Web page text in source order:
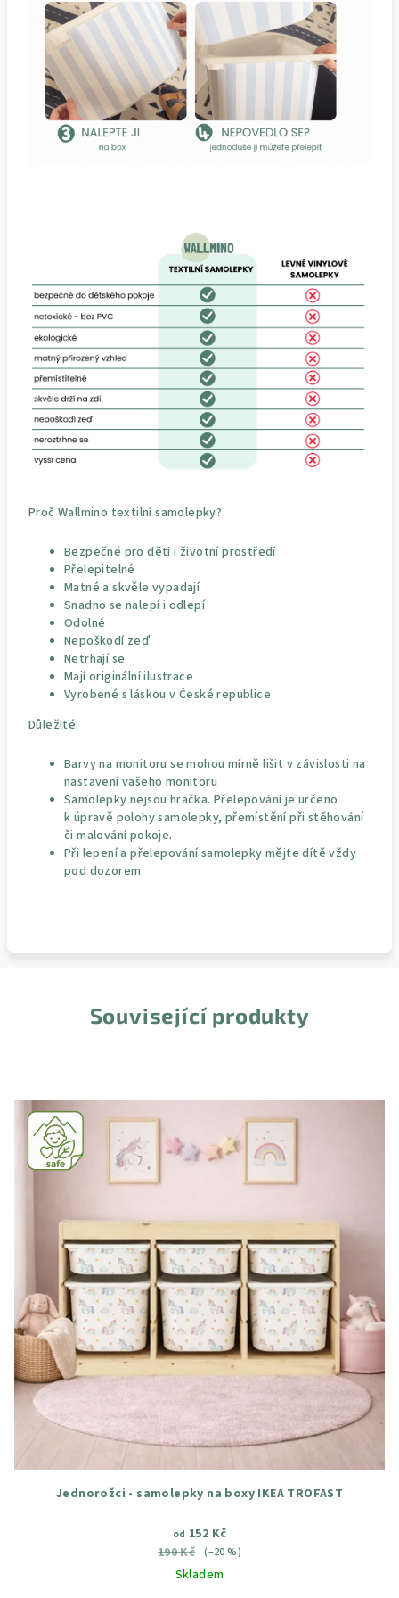
Proč Wallmino textilní samolepky?
Bezpečné pro děti i životní prostředí
Přelepitelné
Matné a skvěle vypadají
Snadno se nalepí i odlepí
Odolné
Nepoškodí zeď
Netrhají se
Mají originální ilustrace
Vyrobené s láskou v České republice
Důležité:
Barvy na monitoru se mohou mírně lišit v závislosti na
nastavení vašeho monitoru
Samolepky nejsou hračka. Přelepování je určeno
k úpravě polohy samolepky, přemístění při stěhování
či malování pokoje.
Při lepení a přelepování samolepky mějte dítě vždy
pod dozorem
Související produkty
Jednorožci - samolepky na boxy IKEA TROFAST
od 152 Kč
190 Kč (–20 %)
Skladem